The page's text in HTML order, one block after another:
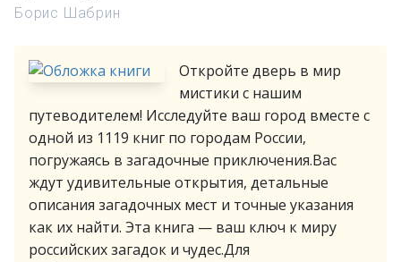
Борис Шабрин
Откройте дверь в мир
мистики с нашим
путеводителем! Исследуйте ваш город вместе с
одной из 1119 книг по городам России,
погружаясь в загадочные приключения.Вас
ждут удивительные открытия, детальные
описания загадочных мест и точные указания
как их найти. Эта книга — ваш ключ к миру
российских загадок и чудес.Для